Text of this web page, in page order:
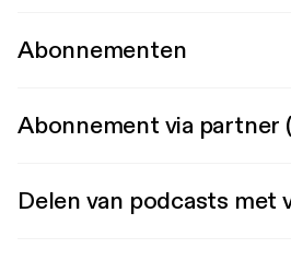
Abonnementen
Abonnement via partner
Delen van podcasts met